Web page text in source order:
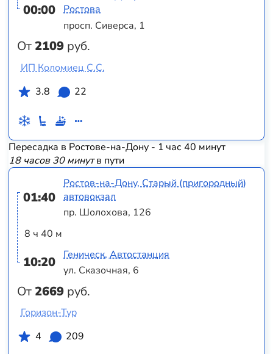
00:00
От2109 руб.
Ростова
просп. Сиверса, 1
ИП Коломиец С.С.
3.8
22
Пересадка в Ростове-на-Дону - 1 час 40 минут
18 часов 30 минутв пути
01:40
8 ч 40 м
10:20
От2669 руб.
Ростов-на-Дону, Старый (пригородный)
автовокзал
пр. Шолохова, 126
Геническ, Автостанция
ул. Сказочная, 6
Горизон-Тур
4
209